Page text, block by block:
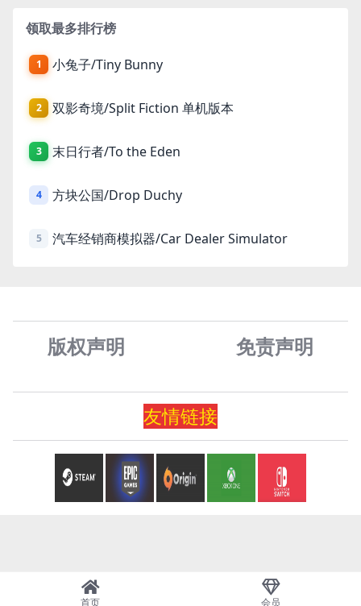
领取最多排行榜
1 小兔子/Tiny Bunny
2 双影奇境/Split Fiction 单机版本
3 末日行者/To the Eden
4 方块公国/Drop Duchy
5 汽车经销商模拟器/Car Dealer Simulator
版权声明 免责声明
友情链接
首页 会员